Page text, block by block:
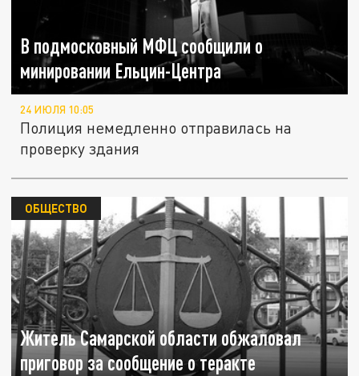
В подмосковный МФЦ сообщили о
минировании Ельцин-Центра
24 ИЮЛЯ 10:05
Полиция немедленно отправилась на
проверку здания
Житель Самарской области обжаловал
приговор за сообщение о теракте
ОБЩЕСТВО